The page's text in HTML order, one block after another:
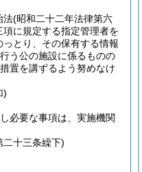
法(昭和二十二年法律第六
に規定する指定管理者を
とり、その保有する情報
う公の施設に係るものの
置を講ずるよう努めなけ
)
必要な事項は、実施機関
二十三条繰下)